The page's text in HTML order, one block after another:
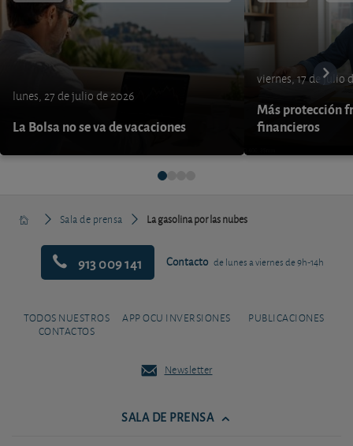
lunes, 27 de julio de 2026
La Bolsa no se va de vacaciones
viernes, 17 de julio
Más protección
financieros
Sala de prensa La gasolina por las nubes
913 009 141 Contacto de lunes a viernes de 9h-14h
TODOS NUESTROS
CONTACTOS
APP OCU INVERSIONES PUBLICACIONES
Newsletter
SALA DE PRENSA